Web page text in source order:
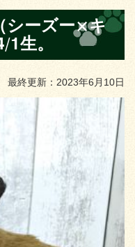
シーズー×キ
生。
最終更新：2023年6月10日